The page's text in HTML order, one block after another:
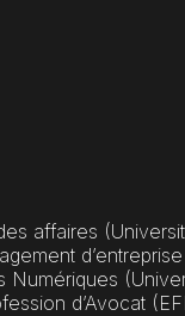
affaires
d’Avocat